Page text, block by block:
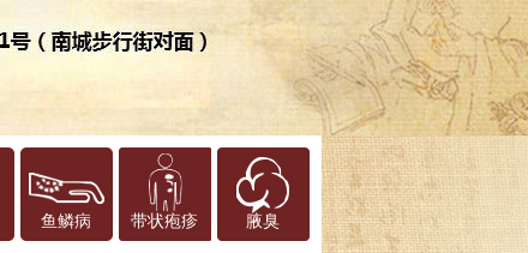
鱼鳞病 带状疱疹 腋臭